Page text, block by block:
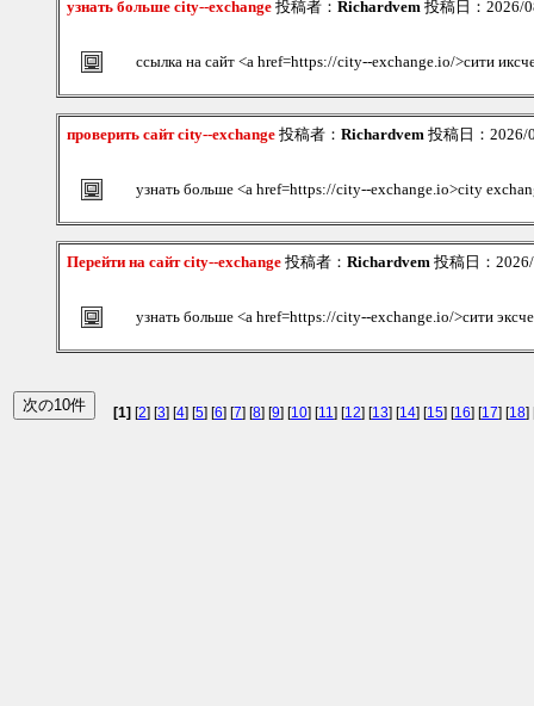
узнать больше city--exchange 投稿者： Richardvem 投稿日：2026/
ссылка на сайт <a href=https://city--exchange.io/>сити
проверить сайт city--exchange 投稿者： Richardvem 投稿日：
узнать больше <a href=https://city--exchange.io>city
Перейти на сайт city--exchange 投稿者： Richardvem 投稿日：
узнать больше <a href=https://city--exchange.io/>сити
[1] [2] [3] [4] [5] [6] [7] [8] [9] [10] [11] [12] [13] [14] [15] [16] [17] [18]